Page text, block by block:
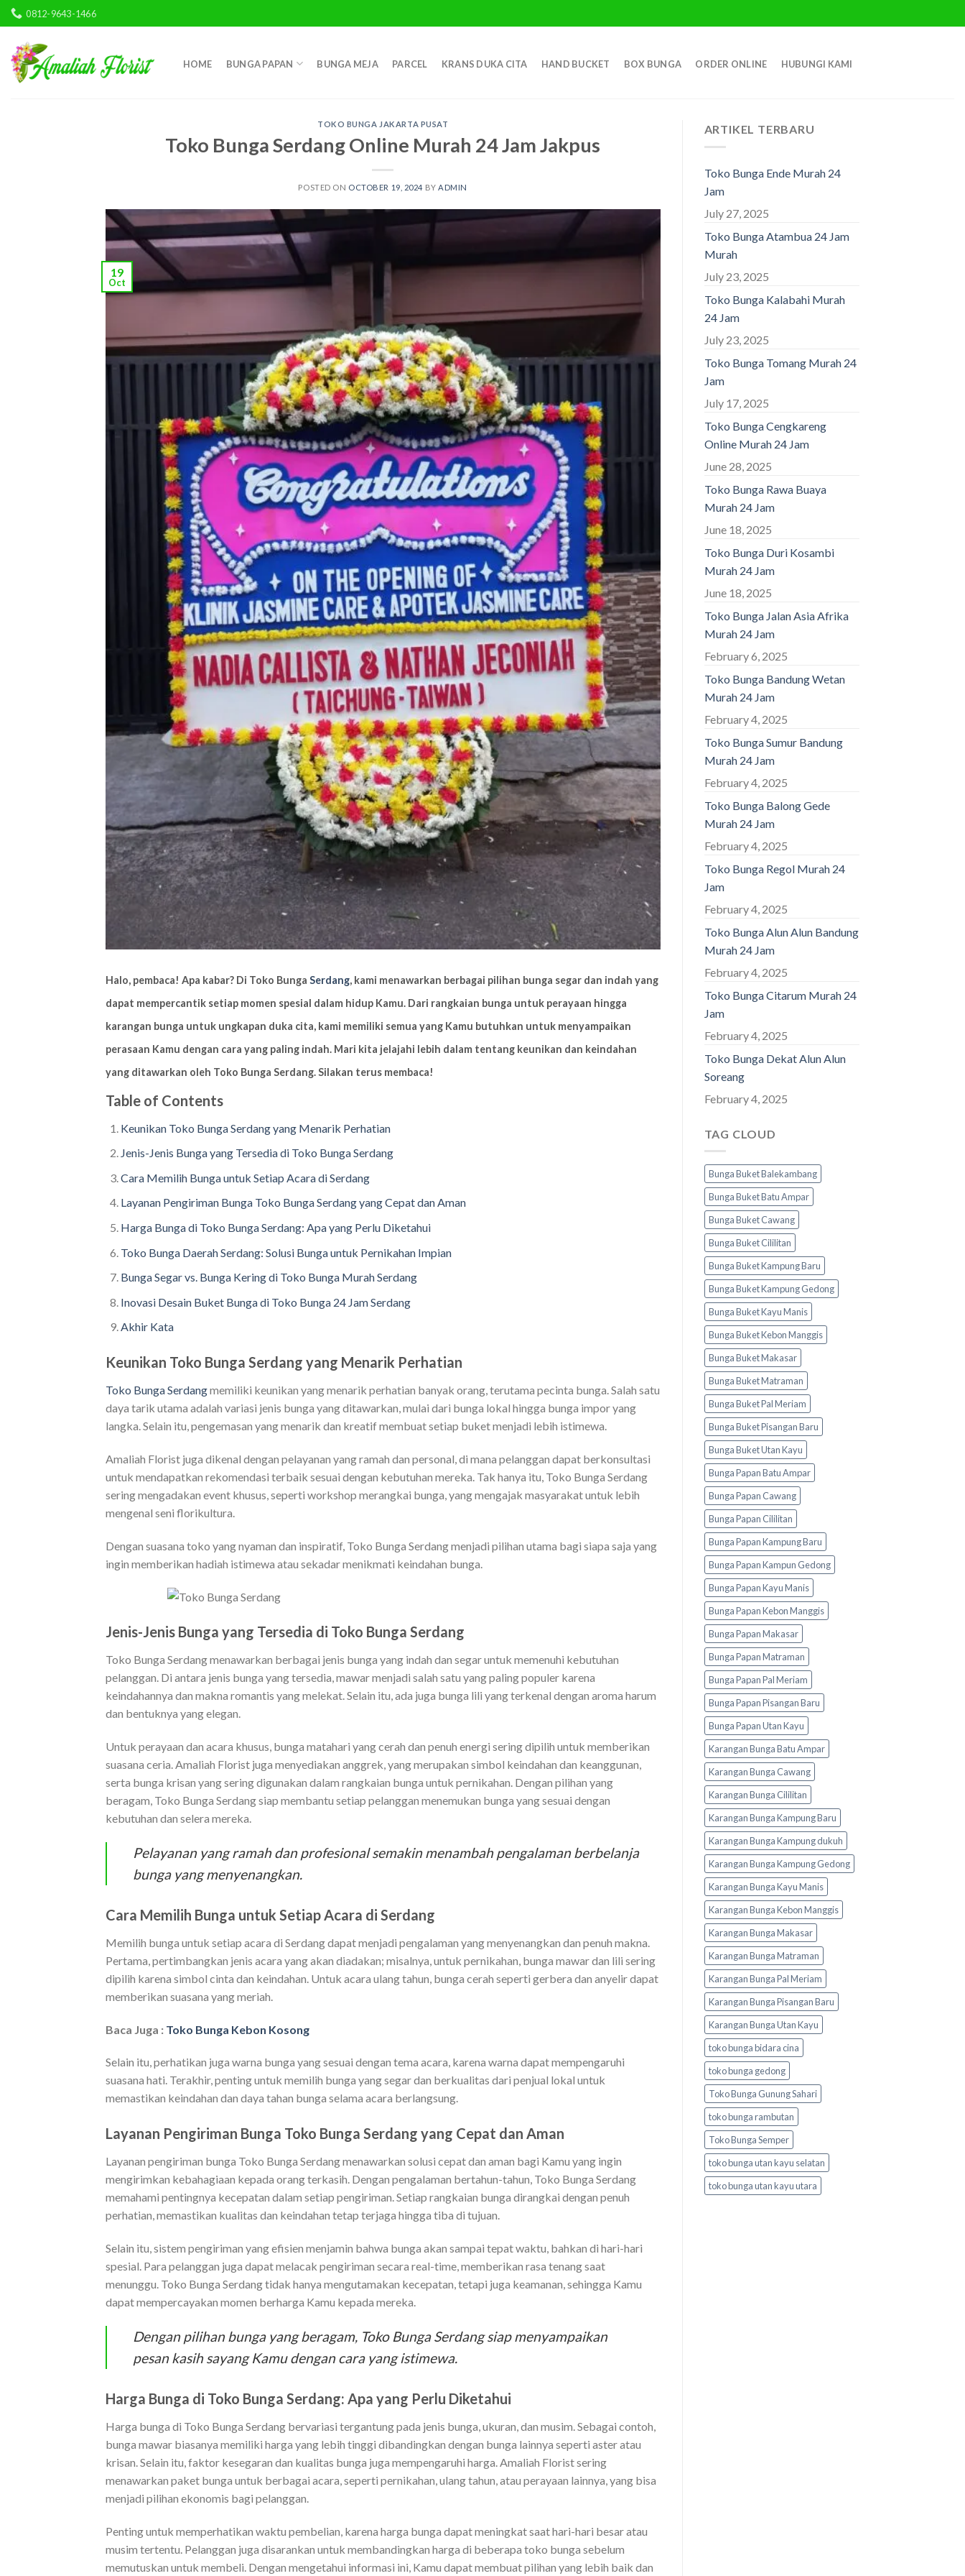
Skip
to
content
0812-9643-1466
HOME BUNGA PAPAN BUNGA MEJA PARCEL KRANS DUKA CITA HAND BUCKET BOX BUNGA ORDER ONLINE HUBUNGI KAMI
TOKO BUNGA JAKARTA PUSAT
Toko Bunga Serdang Online Murah 24 Jam Jakpus
POSTED ON OCTOBER 19, 2024 BY ADMIN
19
Oct
Halo, pembaca! Apa kabar? Di Toko Bunga Serdang, kami menawarkan berbagai pilihan bunga segar dan indah yang
dapat mempercantik setiap momen spesial dalam hidup Kamu. Dari rangkaian bunga untuk perayaan hingga
karangan bunga untuk ungkapan duka cita, kami memiliki semua yang Kamu butuhkan untuk menyampaikan
perasaan Kamu dengan cara yang paling indah. Mari kita jelajahi lebih dalam tentang keunikan dan keindahan
yang ditawarkan oleh Toko Bunga Serdang. Silakan terus membaca!
Table of Contents
Keunikan Toko Bunga Serdang yang Menarik Perhatian
Jenis-Jenis Bunga yang Tersedia di Toko Bunga Serdang
Cara Memilih Bunga untuk Setiap Acara di Serdang
Layanan Pengiriman Bunga Toko Bunga Serdang yang Cepat dan Aman
Harga Bunga di Toko Bunga Serdang: Apa yang Perlu Diketahui
Toko Bunga Daerah Serdang: Solusi Bunga untuk Pernikahan Impian
Bunga Segar vs. Bunga Kering di Toko Bunga Murah Serdang
Inovasi Desain Buket Bunga di Toko Bunga 24 Jam Serdang
Akhir Kata
Keunikan Toko Bunga Serdang yang Menarik Perhatian
Toko Bunga Serdangmemiliki keunikan yang menarik perhatian banyak orang, terutama pecinta bunga. Salah satu
daya tarik utama adalah variasi jenis bunga yang ditawarkan, mulai dari bunga lokal hingga bunga impor yang
langka. Selain itu, pengemasan yang menarik dan kreatif membuat setiap buket menjadi lebih istimewa.
Amaliah Florist juga dikenal dengan pelayanan yang ramah dan personal, di mana pelanggan dapat berkonsultasi
untuk mendapatkan rekomendasi terbaik sesuai dengan kebutuhan mereka. Tak hanya itu, Toko Bunga Serdang
sering mengadakan event khusus, seperti workshop merangkai bunga, yang mengajak masyarakat untuk lebih
mengenal seni florikultura.
Dengan suasana toko yang nyaman dan inspiratif, Toko Bunga Serdang menjadi pilihan utama bagi siapa saja yang
ingin memberikan hadiah istimewa atau sekadar menikmati keindahan bunga.
Jenis-Jenis Bunga yang Tersedia di Toko Bunga Serdang
Toko Bunga Serdang menawarkan berbagai jenis bunga yang indah dan segar untuk memenuhi kebutuhan
pelanggan. Di antara jenis bunga yang tersedia, mawar menjadi salah satu yang paling populer karena
keindahannya dan makna romantis yang melekat. Selain itu, ada juga bunga lili yang terkenal dengan aroma harum
dan bentuknya yang elegan.
Untuk perayaan dan acara khusus, bunga matahari yang cerah dan penuh energi sering dipilih untuk memberikan
suasana ceria. Amaliah Florist juga menyediakan anggrek, yang merupakan simbol keindahan dan keanggunan,
serta bunga krisan yang sering digunakan dalam rangkaian bunga untuk pernikahan. Dengan pilihan yang
beragam, Toko Bunga Serdang siap membantu setiap pelanggan menemukan bunga yang sesuai dengan
kebutuhan dan selera mereka.
Pelayanan yang ramah dan profesional semakin menambah pengalaman berbelanja
bunga yang menyenangkan.
Cara Memilih Bunga untuk Setiap Acara di Serdang
Memilih bunga untuk setiap acara di Serdang dapat menjadi pengalaman yang menyenangkan dan penuh makna.
Pertama, pertimbangkan jenis acara yang akan diadakan; misalnya, untuk pernikahan, bunga mawar dan lili sering
dipilih karena simbol cinta dan keindahan. Untuk acara ulang tahun, bunga cerah seperti gerbera dan anyelir dapat
memberikan suasana yang meriah.
Baca Juga : Toko Bunga Kebon Kosong
Selain itu, perhatikan juga warna bunga yang sesuai dengan tema acara, karena warna dapat mempengaruhi
suasana hati. Terakhir, penting untuk memilih bunga yang segar dan berkualitas dari penjual lokal untuk
memastikan keindahan dan daya tahan bunga selama acara berlangsung.
Layanan Pengiriman Bunga Toko Bunga Serdang yang Cepat dan Aman
Layanan pengiriman bunga Toko Bunga Serdang menawarkan solusi cepat dan aman bagi Kamu yang ingin
mengirimkan kebahagiaan kepada orang terkasih. Dengan pengalaman bertahun-tahun, Toko Bunga Serdang
memahami pentingnya kecepatan dalam setiap pengiriman. Setiap rangkaian bunga dirangkai dengan penuh
perhatian, memastikan kualitas dan keindahan tetap terjaga hingga tiba di tujuan.
Selain itu, sistem pengiriman yang efisien menjamin bahwa bunga akan sampai tepat waktu, bahkan di hari-hari
spesial. Para pelanggan juga dapat melacak pengiriman secara real-time, memberikan rasa tenang saat
menunggu. Toko Bunga Serdang tidak hanya mengutamakan kecepatan, tetapi juga keamanan, sehingga Kamu
dapat mempercayakan momen berharga Kamu kepada mereka.
Dengan pilihan bunga yang beragam, Toko Bunga Serdang siap menyampaikan
pesan kasih sayang Kamu dengan cara yang istimewa.
Harga Bunga di Toko Bunga Serdang: Apa yang Perlu Diketahui
Harga bunga di Toko Bunga Serdang bervariasi tergantung pada jenis bunga, ukuran, dan musim. Sebagai contoh,
bunga mawar biasanya memiliki harga yang lebih tinggi dibandingkan dengan bunga lainnya seperti aster atau
krisan. Selain itu, faktor kesegaran dan kualitas bunga juga mempengaruhi harga. Amaliah Florist sering
menawarkan paket bunga untuk berbagai acara, seperti pernikahan, ulang tahun, atau perayaan lainnya, yang bisa
menjadi pilihan ekonomis bagi pelanggan.
Penting untuk memperhatikan waktu pembelian, karena harga bunga dapat meningkat saat hari-hari besar atau
musim tertentu. Pelanggan juga disarankan untuk membandingkan harga di beberapa toko bunga sebelum
memutuskan untuk membeli. Dengan mengetahui informasi ini, Kamu dapat membuat pilihan yang lebih baik dan
ARTIKEL TERBARU
Toko Bunga Ende Murah 24
Jam
July 27, 2025
Toko Bunga Atambua 24 Jam
Murah
July 23, 2025
Toko Bunga Kalabahi Murah
24 Jam
July 23, 2025
Toko Bunga Tomang Murah 24
Jam
July 17, 2025
Toko Bunga Cengkareng
Online Murah 24 Jam
June 28, 2025
Toko Bunga Rawa Buaya
Murah 24 Jam
June 18, 2025
Toko Bunga Duri Kosambi
Murah 24 Jam
June 18, 2025
Toko Bunga Jalan Asia Afrika
Murah 24 Jam
February 6, 2025
Toko Bunga Bandung Wetan
Murah 24 Jam
February 4, 2025
Toko Bunga Sumur Bandung
Murah 24 Jam
February 4, 2025
Toko Bunga Balong Gede
Murah 24 Jam
February 4, 2025
Toko Bunga Regol Murah 24
Jam
February 4, 2025
Toko Bunga Alun Alun Bandung
Murah 24 Jam
February 4, 2025
Toko Bunga Citarum Murah 24
Jam
February 4, 2025
Toko Bunga Dekat Alun Alun
Soreang
February 4, 2025
TAG CLOUD
Bunga Buket Balekambang
Bunga Buket Batu Ampar
Bunga Buket Cawang
Bunga Buket Cililitan
Bunga Buket Kampung Baru
Bunga Buket Kampung Gedong
Bunga Buket Kayu Manis
Bunga Buket Kebon Manggis
Bunga Buket Makasar
Bunga Buket Matraman
Bunga Buket Pal Meriam
Bunga Buket Pisangan Baru
Bunga Buket Utan Kayu
Bunga Papan Batu Ampar
Bunga Papan Cawang
Bunga Papan Cililitan
Bunga Papan Kampung Baru
Bunga Papan Kampun Gedong
Bunga Papan Kayu Manis
Bunga Papan Kebon Manggis
Bunga Papan Makasar
Bunga Papan Matraman
Bunga Papan Pal Meriam
Bunga Papan Pisangan Baru
Bunga Papan Utan Kayu
Karangan Bunga Batu Ampar
Karangan Bunga Cawang
Karangan Bunga Cililitan
Karangan Bunga Kampung Baru
Karangan Bunga Kampung dukuh
Karangan Bunga Kampung Gedong
Karangan Bunga Kayu Manis
Karangan Bunga Kebon Manggis
Karangan Bunga Makasar
Karangan Bunga Matraman
Karangan Bunga Pal Meriam
Karangan Bunga Pisangan Baru
Karangan Bunga Utan Kayu
toko bunga bidara cina
toko bunga gedong
Toko Bunga Gunung Sahari
toko bunga rambutan
Toko Bunga Semper
toko bunga utan kayu selatan
toko bunga utan kayu utara